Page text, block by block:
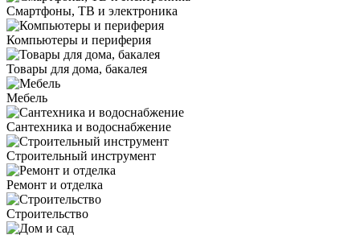
Смартфоны, ТВ и электроника
Компьютеры и периферия
Товары для дома, бакалея
Мебель
Сантехника и водоснабжение
Строительный инструмент
Ремонт и отделка
Строительство